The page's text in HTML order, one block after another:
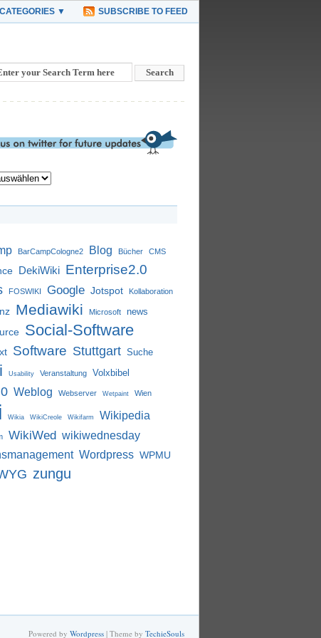
SUBSCRIBE TO FEED
CATEGORIES ▼
BarCampCologne2 Blog Bücher CMS
DekiWiki Enterprise2.0
FOSWIKI Google Jotspot Kollaboration
Mediawiki Microsoft news
Social-Software
Software Stuttgart Suche
Usability Veranstaltung Volxbibel
Weblog Webserver Wetpaint Wien
Wikia WikiCreole Wikifarm Wikipedia
WikiWed wikiwednesday
Wordpress WPMU
zungu
Powered by Wordpress | Theme by TechieSouls